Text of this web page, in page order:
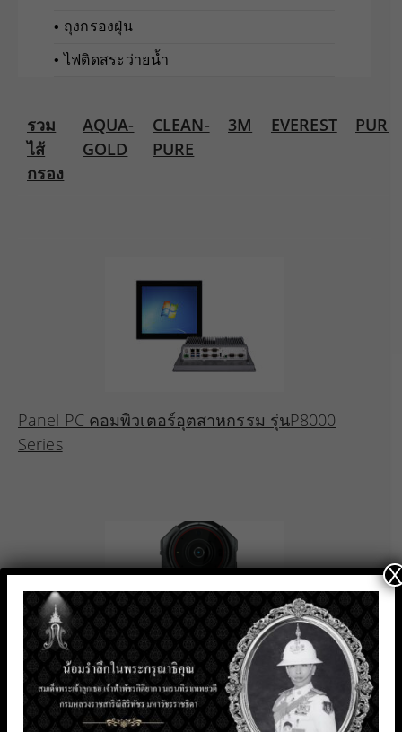
• ถุงกรองฝุ่น
• ไฟติดสระว่ายน้ำ
รวม
ไส้
กรอง
AQUA-
GOLD
CLEAN-
PURE
3M EVEREST PURE
Panel PC คอมพิวเตอร์อุตสาหกรรม รุ่นP8000
Series
Hytera กล้องติดตัวอัจฉริยะรองรับเครือข่าย5G
รุ่นSC880
X